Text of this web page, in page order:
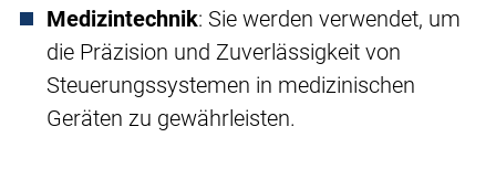
Medizintechnik: Sie werden verwendet, um
die Präzision und Zuverlässigkeit von
Steuerungssystemen in medizinischen
Geräten zu gewährleisten.